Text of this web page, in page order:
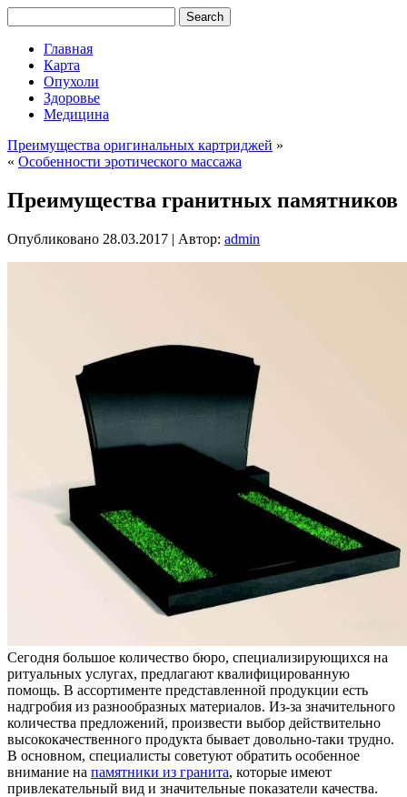
Главная
Карта
Опухоли
Здоровье
Медицина
Преимущества оригинальных картриджей »
« Особенности эротического массажа
Преимущества гранитных памятников
Опубликовано 28.03.2017 | Автор: admin
Сегодня большое количество бюро, специализирующихся на
ритуальных услугах, предлагают квалифицированную
помощь. В ассортименте представленной продукции есть
надгробия из разнообразных материалов. Из-за значительного
количества предложений, произвести выбор действительно
высококачественного продукта бывает довольно-таки трудно.
В основном, специалисты советуют обратить особенное
внимание на памятники из гранита, которые имеют
привлекательный вид и значительные показатели качества.